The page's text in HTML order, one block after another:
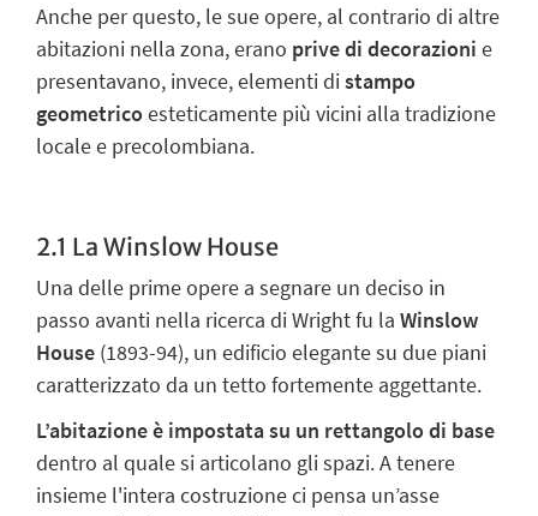
Anche per questo, le sue opere, al contrario di altre
abitazioni nella zona, erano prive di decorazioni e
presentavano, invece, elementi distampo
geometricoesteticamente più vicini alla tradizione
locale e precolombiana.
2.1 La Winslow House
Una delle prime opere a segnare un deciso in
passo avanti nella ricerca di Wright fu la Winslow
House (1893-94), un edificio elegante su due piani
caratterizzato da un tetto fortemente aggettante.
L’abitazione è impostata su un rettangolo di base
dentro al quale si articolano gli spazi. A tenere
insieme l'intera costruzione ci pensa un’asse